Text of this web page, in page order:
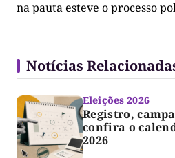
na pauta esteve o processo
Notícias
Eleições 2026
Registro,
confira o
2026